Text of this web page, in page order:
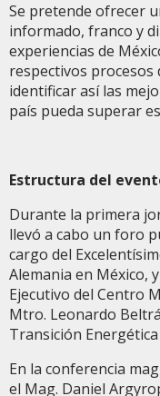
Se pretende ofrecer
informado, franco y
experiencias de
respectivos
identificar así las
país pueda superar
Estructura del
Durante la primera
llevó a cabo un foro
cargo del
Alemania en México,
Ejecutivo del Centro
Mtro. Leonardo
Transición Energética
En la conferencia
el Mag. Daniel